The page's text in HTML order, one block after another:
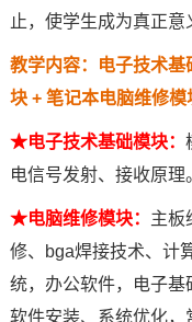
止，使学生成为真正意
教学内容：
电子技术基
块 + 笔记本电脑维修模
★电子技术基础模块：
电信号发射、接收原理
★电脑维修模块： 主板
修、 bga焊接技术、计
统，办公软件，电子基
软件安装、系统优化，